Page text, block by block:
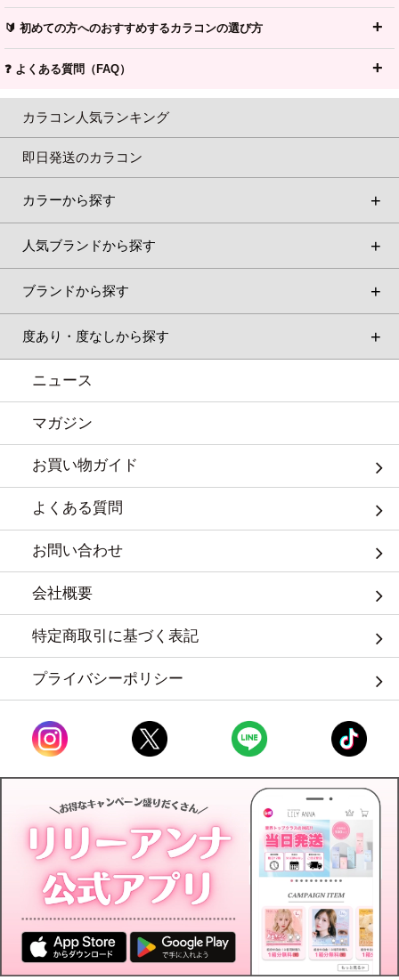
🔰 初めての方へのおすすめするカラコンの選び方
❓ よくある質問（FAQ）
カラコン人気ランキング
即日発送のカラコン
カラーから探す
人気ブランドから探す
ブランドから探す
度あり・度なしから探す
ニュース
マガジン
お買い物ガイド
よくある質問
お問い合わせ
会社概要
特定商取引に基づく表記
プライバシーポリシー